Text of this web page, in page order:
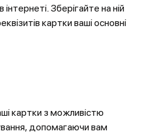
Зберігайте на ній
картки ваші основні
картки з можливістю
допомагаючи вам